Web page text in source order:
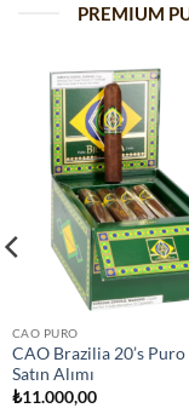
PREMIUM
CAO PURO
CAO Brazilia 20’s
Satın Alımı
₺11.000,00